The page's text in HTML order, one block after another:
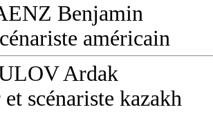
Benjamin
américain
Ardak
scénariste kazakh